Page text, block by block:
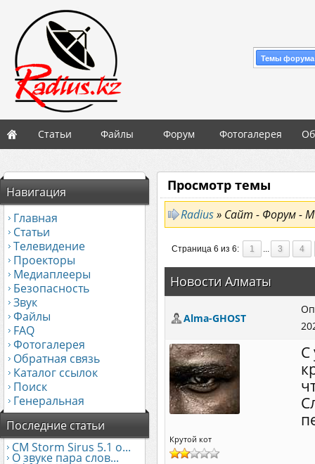
Темы
Статьи Файлы Форум Фотогалерея
Навигация
Главная
Статьи
Телевидение
Проекторы
Медиаплееры
Безопасность
Звук
Файлы
FAQ
Фотогалерея
Обратная связь
Каталог ссылок
Поиск
Генеральная
Последние статьи
CM Storm Sirus 5.1 о...
О звуке пара слов...
Просмотр темы
Radius» Сайт - Форум -
Страница 6 из 6: 1 ... 3 4
Новости Алматы
Alma-GHOST
Крутой кот
С